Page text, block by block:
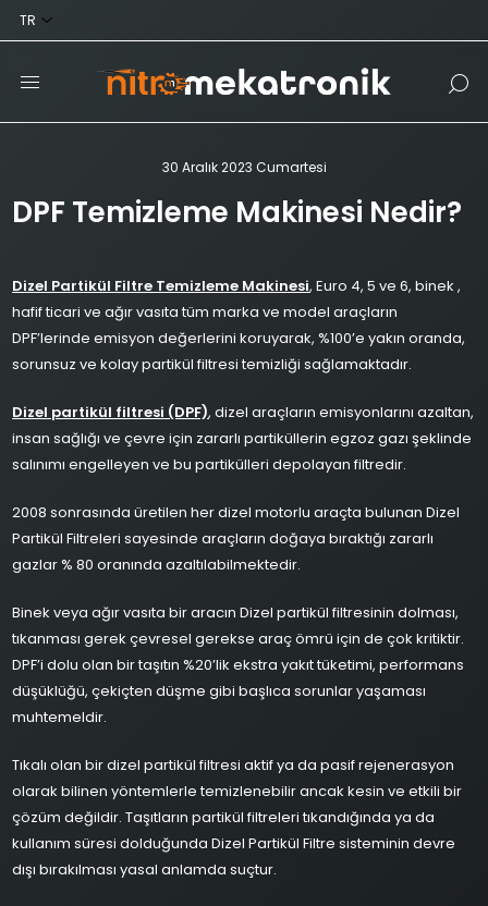
30 Aralık 2023 Cumartesi
DPF Temizleme Makinesi Nedir?
Dizel Partikül Filtre Temizleme Makinesi, Euro 4, 5 ve 6, binek ,
hafif ticari ve ağır vasıta tüm marka ve model araçların
DPF’lerinde emisyon değerlerini koruyarak, %100’e yakın oranda,
sorunsuz ve kolay partikül filtresi temizliği sağlamaktadır.
Dizel partikül filtresi (DPF), dizel araçların emisyonlarını azaltan,
insan sağlığı ve çevre için zararlı partiküllerin egzoz gazı şeklinde
salınımı engelleyen ve bu partikülleri depolayan filtredir.
2008 sonrasında üretilen her dizel motorlu araçta bulunan Dizel
Partikül Filtreleri sayesinde araçların doğaya bıraktığı zararlı
gazlar % 80 oranında azaltılabilmektedir.
Binek veya ağır vasıta bir aracın Dizel partikül filtresinin dolması,
tıkanması gerek çevresel gerekse araç ömrü için de çok kritiktir.
DPF’i dolu olan bir taşıtın %20’lik ekstra yakıt tüketimi, performans
düşüklüğü, çekiçten düşme gibi başlıca sorunlar yaşaması
muhtemeldir.
Tıkalı olan bir dizel partikül filtresi aktif ya da pasif rejenerasyon
olarak bilinen yöntemlerle temizlenebilir ancak kesin ve etkili bir
çözüm değildir. Taşıtların partikül filtreleri tıkandığında ya da
kullanım süresi dolduğunda Dizel Partikül Filtre sisteminin devre
dışı bırakılması yasal anlamda suçtur.